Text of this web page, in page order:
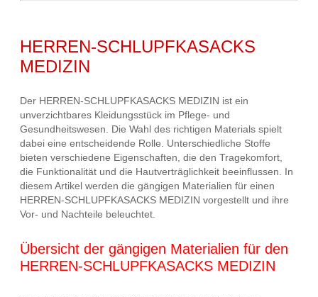
HERREN-SCHLUPFKASACKS
MEDIZIN
Der HERREN-SCHLUPFKASACKS MEDIZIN ist ein
unverzichtbares Kleidungsstück im Pflege- und
Gesundheitswesen. Die Wahl des richtigen Materials spielt
dabei eine entscheidende Rolle. Unterschiedliche Stoffe
bieten verschiedene Eigenschaften, die den Tragekomfort,
die Funktionalität und die Hautverträglichkeit beeinflussen. In
diesem Artikel werden die gängigen Materialien für einen
HERREN-SCHLUPFKASACKS MEDIZIN vorgestellt und ihre
Vor- und Nachteile beleuchtet.
Übersicht der gängigen Materialien für den
HERREN-SCHLUPFKASACKS MEDIZIN